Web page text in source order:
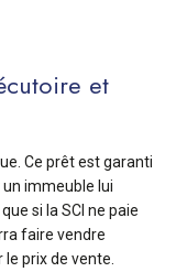
et
Ce prêt est garanti
immeuble lui
si la SCI ne paie
faire vendre
prix de vente.